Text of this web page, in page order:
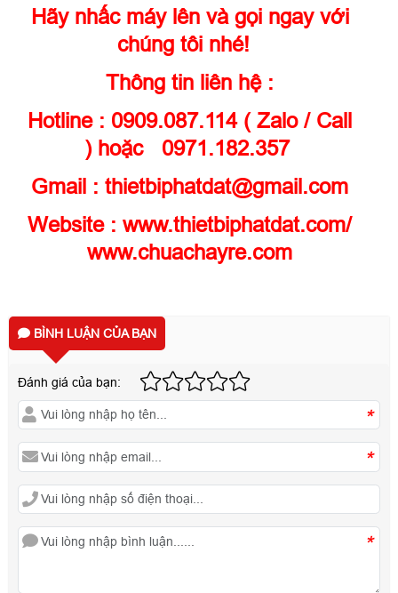
Hãy nhấc máy lên và gọi ngay với
chúng tôi nhé!
Thông tin liên hệ :
Hotline : 0909.087.114 ( Zalo / Call
) hoặc 0971.182.357
Gmail : thietbiphatdat@gmail.com
Website : www.thietbiphatdat.com/
www.chuachayre.com
BÌNH LUẬN CỦA BẠN
Đánh giá của bạn:
*
*
*